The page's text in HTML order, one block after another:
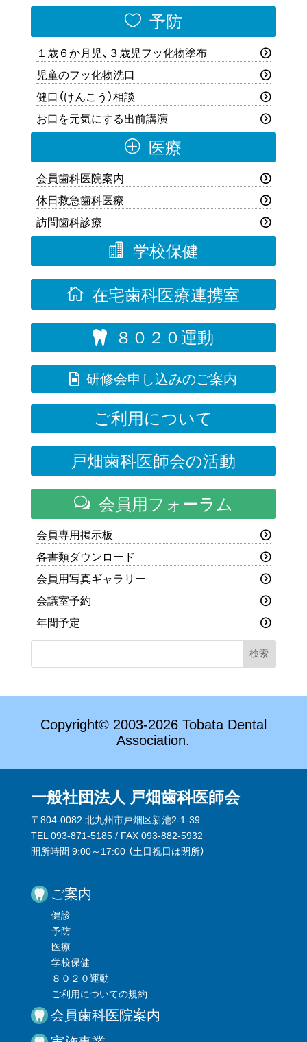
 予防
１歳６か月児、３歳児フッ化物塗布
児童のフッ化物洗口
健口（けんこう）相談
お口を元気にする出前講演
P 医療
会員歯科医院案内
休日救急歯科医療
訪問歯科診療
 学校保健
 在宅歯科医療連携室
 ８０２０運動
 研修会申し込みのご案内
ご利用について
戸畑歯科医師会の活動
w 会員用フォーラム
会員専用掲示板
各書類ダウンロード
会員用写真ギャラリー
会議室予約
年間予定
Copyright© 2003-2026 Tobata Dental
Association.
一般社団法人 戸畑歯科医師会
〒804-0082 北九州市戸畑区新池2-1-39
TEL 093-871-5185 / FAX 093-882-5932
開所時間 9:00～17:00 （土日祝日は閉所）
ご案内
健診
予防
医療
学校保健
８０２０運動
ご利用についての規約
会員歯科医院案内